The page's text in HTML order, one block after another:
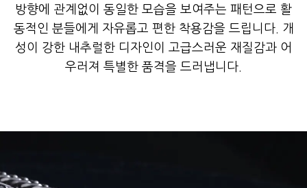
방향에 관계없이 동일한 모습을 보여주는 패턴으로 활
동적인 분들에게 자유롭고 편한 착용감을 드립니다. 개
성이 강한 내추럴한 디자인이 고급스러운 재질감과 어
우러져 특별한 품격을 드러냅니다.